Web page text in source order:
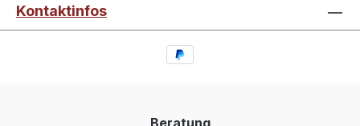
Kontaktinfos
Beratung